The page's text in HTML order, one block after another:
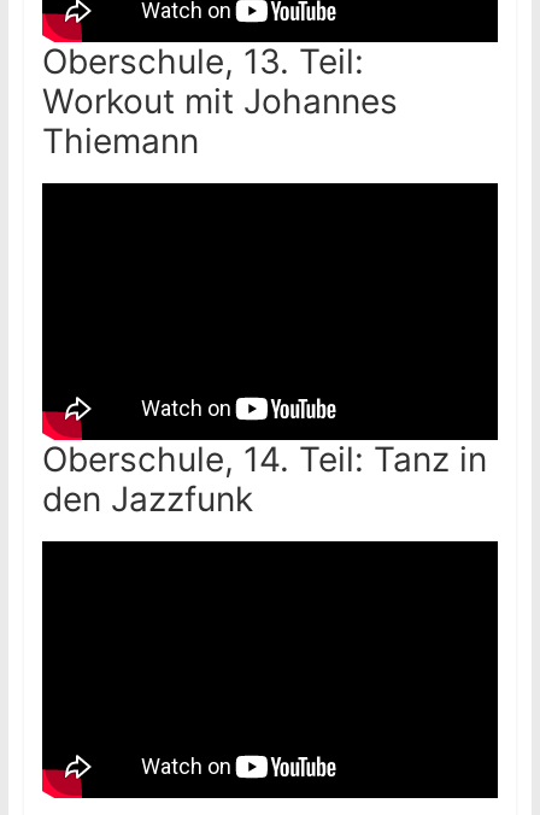
Oberschule, 13. Teil:
Workout mit Johannes
Thiemann
Oberschule, 14. Teil: Tanz in
den Jazzfunk